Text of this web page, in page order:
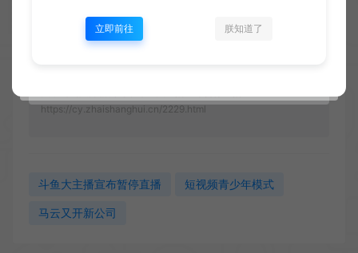
●如果您喜欢该内容，请支持正版软件，得到更好的正版服
务。侵删请致信E-mail：cyb12340@163.com
https://cy.zhaishanghui.cn/2229.html
斗鱼大主播宣布暂停直播 短视频青少年模式
马云又开新公司
立即前往 朕知道了